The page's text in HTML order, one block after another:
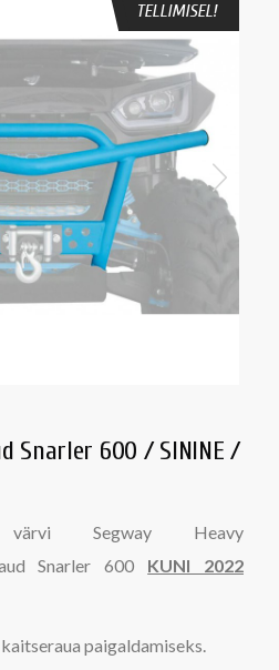
TELLIMISEL!
Snarler 600 / SININE /
Segway Heavy
Snarler 600 KUNI 2022
paigaldamiseks.